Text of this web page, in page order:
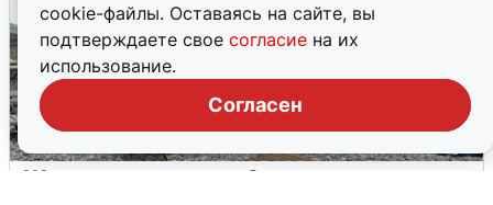
cookie-файлы. Оставаясь на сайте, вы
подтверждаете свое согласие на их
использование.
Согласен
Жители и туристы Сочи рассказали